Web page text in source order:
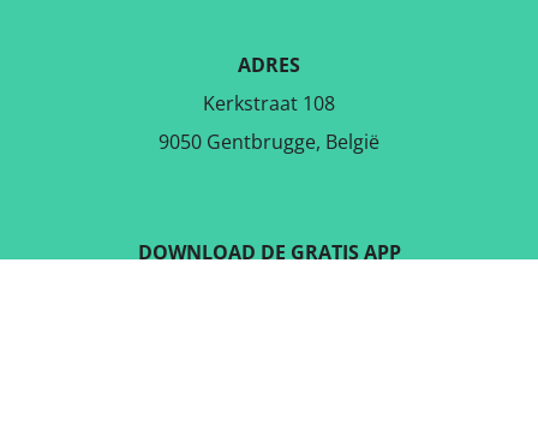
ADRES
Kerkstraat 108
9050 Gentbrugge, België
DOWNLOAD DE GRATIS APP